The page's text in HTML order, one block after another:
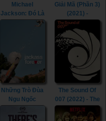
Michael
Jackson: Đó Là
Anh (2009) -
Giải Mã (Phần 3)
(2021) -
Explained
(Season 3)
(2021)
Những Trò Đùa
Ngu Ngốc
(2022) -
Jackass
The Sound Of
007 (2022) - The
Sound Of 007
(2022)